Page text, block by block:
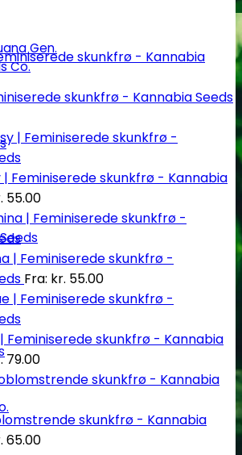
Gen.
Co.
skunkfrø - Kannabia Seeds
| Feminiserede skunkfrø - Kannabia
55.00
| Feminiserede skunkfrø -
Fra: kr. 55.00
Feminiserede skunkfrø - Kannabia
79.00
skunkfrø - Kannabia
65.00